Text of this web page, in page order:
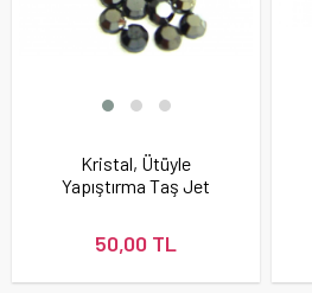
Kristal, Ütüyle
Yapıştırma Taş Jet
50,00 TL